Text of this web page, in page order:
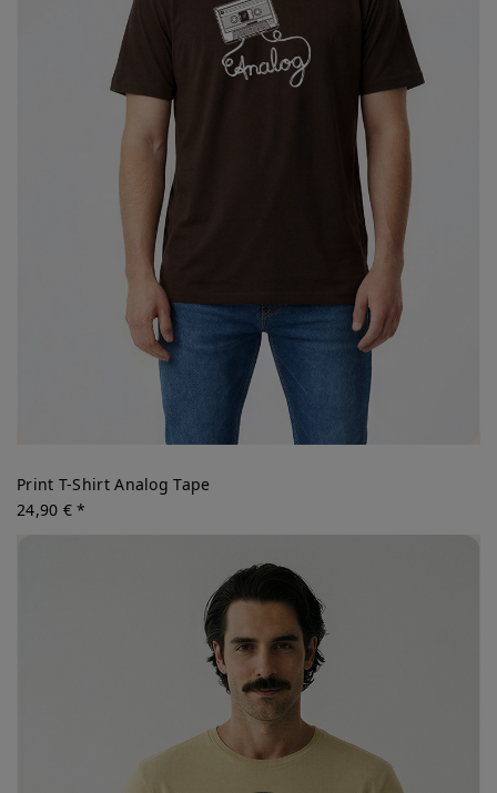
Print T-Shirt Analog Tape
24,90 € *